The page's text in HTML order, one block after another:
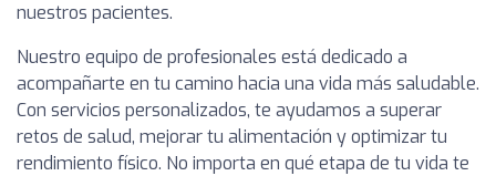
nuestros pacientes.
Nuestro equipo de profesionales está dedicado a
acompañarte en tu camino hacia una vida más saludable.
Con servicios personalizados, te ayudamos a superar
retos de salud, mejorar tu alimentación y optimizar tu
rendimiento físico. No importa en qué etapa de tu vida te